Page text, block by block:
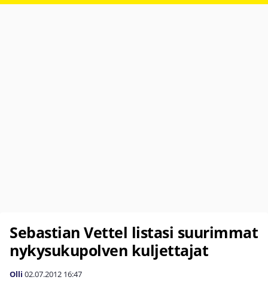
Sebastian Vettel listasi suurimmat
nykysukupolven kuljettajat
Olli 02.07.2012 16:47